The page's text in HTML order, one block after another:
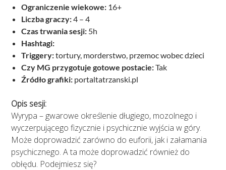
Ograniczenie wiekowe: 16+
Liczba graczy:4 – 4
Czas trwania sesji: 5h
Hashtagi:
Triggery:tortury, morderstwo, przemoc wobec dzieci
Czy MG przygotuje gotowe postacie:Tak
Źródło grafiki: portaltatrzanski.pl
Opis sesji:
Wyrypa – gwarowe określenie długiego, mozolnego i
wyczerpującego fizycznie i psychicznie wyjścia w góry.
Może doprowadzić zarówno do euforii, jak i załamania
psychicznego. A ta może doprowadzić również do
obłędu. Podejmiesz się?